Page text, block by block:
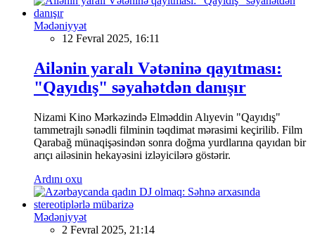
Mədəniyyət
12 Fevral 2025, 16:11
Ailənin yaralı Vətəninə qayıtması:
"Qayıdış" səyahətdən danışır
Nizami Kino Mərkəzində Elməddin Alıyevin "Qayıdış"
tammetrajlı sənədli filminin təqdimat mərasimi keçirilib. Film
Qarabağ münaqişəsindən sonra doğma yurdlarına qayıdan bir
arıçı ailəsinin hekayəsini izləyicilərə göstərir.
Ardını oxu
Mədəniyyət
2 Fevral 2025, 21:14